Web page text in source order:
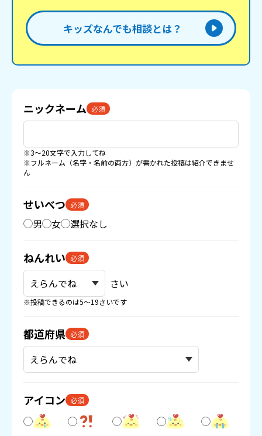
キッズなんでも相談とは？
ニックネーム 必須
※3〜20文字で入力してね
※フルネーム（名字・名前の両方）が書かれた投稿は紹介できませ
ん
せいべつ 必須
男 女 選択なし
ねんれい 必須
さい
※投稿できるのは5〜19さいです
都道府県 必須
アイコン 必須